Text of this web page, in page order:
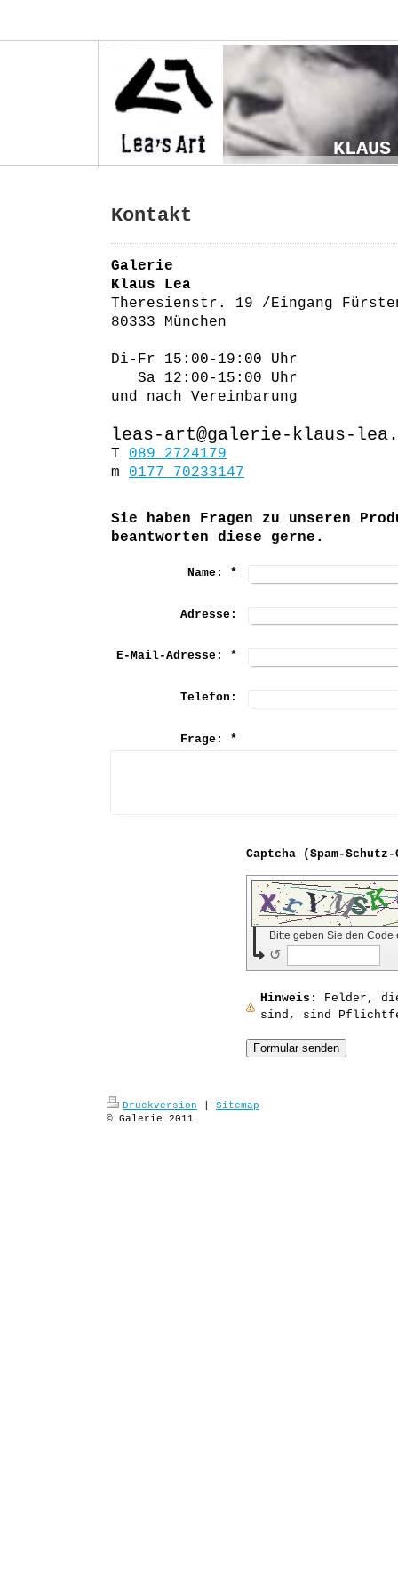
Kontakt
Galerie
Klaus Lea
Theresienstr. 19 /Eingang
80333 München
Di-Fr 15:00-19:00 Uhr
Sa 12:00-15:00 Uhr
und nach Vereinbarung
​leas-art@galerie-klaus-
T 089 2724179
m 0177 70233147
Sie haben Fragen zu unseren
beantworten diese gerne.
Name: *
Adresse:
E-Mail-Adresse: *
Telefon:
Frage: *
Bitte geben Sie den
↺
Hinweis
: Felder,
sind, sind
Druckversion
Sitemap
© Galerie 2011